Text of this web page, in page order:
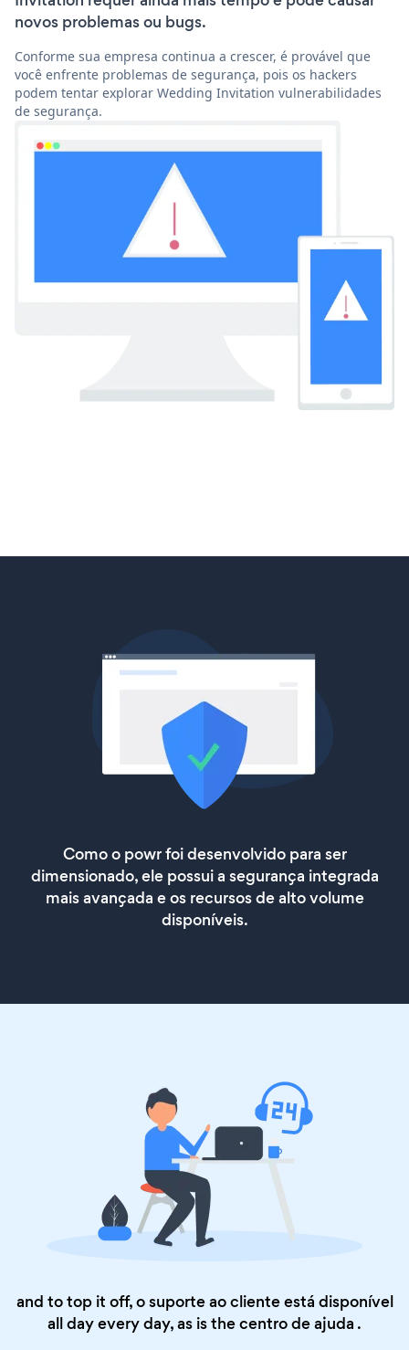
novos problemas ou bugs.
Conforme sua empresa continua a crescer, é provável que
você enfrente problemas de segurança, pois os hackers
podem tentar explorar Wedding Invitation vulnerabilidades
de segurança.
Como o powr foi desenvolvido para ser
dimensionado, ele possui a segurança integrada
mais avançada e os recursos de alto volume
disponíveis.
and to top it off, o suporte ao cliente está disponível
all day every day, as is thecentro de ajuda .